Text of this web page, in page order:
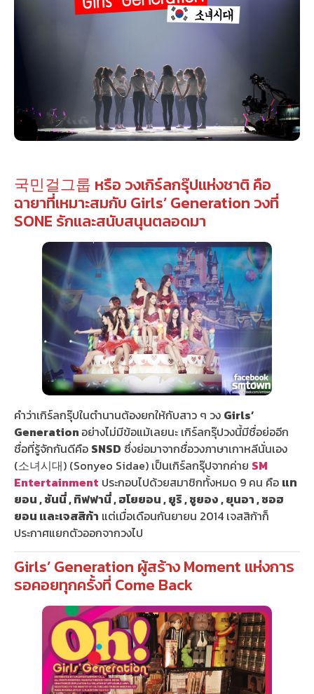
국민걸그룹 หรือ วงเกิร์ลกรุ๊ปแห่งชาติ คือ
ฉายาที่เหมาะสมกับ Girls’ Generation วงที่
SONE รักและสนับสนุนตลอดมา
คำว่าเกิร์ลกรุ๊ปในตำนานต้องยกให้กับสาว ๆ วง Girls’
Generation อย่างไม่มีข้อแม้เลยนะ เกิร์ลกรุ๊ปวงนี้มีชื่อย่ออีก
ชื่อที่รู้จักกันดีคือ SNSD ซึ่งย่อมาจากชื่อวงภาษาเกาหลีนั่นเอง
(소녀시대) (Sonyeo Sidae) เป็นเกิร์ลกรุ๊ปจากค่าย SM
Entertainment ประกอบไปด้วยสมาชิกทั้งหมด 9 คน คือ แท
ยอน , ซันนี่ , ทิฟฟานี่ , ฮโยยอน , ยูริ , ซูยอง , ยุนอา , ซอฮ
ยอน และเจสสิก้า แต่เมื่อเดือนกันยายน 2014 เจสสิก้าก็
ประกาศแยกตัวออกจากวงไป
Girls’ Generation ผู้สร้าง Moment แห่งการ
รอคอยทุกครั้งที่ Come Back